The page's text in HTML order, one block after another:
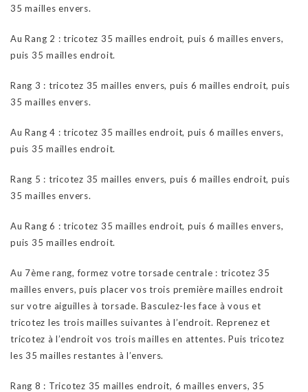
35 mailles envers.
Au Rang 2 : tricotez 35 mailles endroit, puis 6 mailles envers,
puis 35 mailles endroit.
Rang 3 : tricotez 35 mailles envers, puis 6 mailles endroit, puis
35 mailles envers.
Au Rang 4 : tricotez 35 mailles endroit, puis 6 mailles envers,
puis 35 mailles endroit.
Rang 5 : tricotez 35 mailles envers, puis 6 mailles endroit, puis
35 mailles envers.
Au Rang 6 : tricotez 35 mailles endroit, puis 6 mailles envers,
puis 35 mailles endroit.
Au 7ème rang, formez votre torsade centrale : tricotez 35
mailles envers, puis placer vos trois première mailles endroit
sur votre aiguilles à torsade. Basculez-les face à vous et
tricotez les trois mailles suivantes à l’endroit. Reprenez et
tricotez à l’endroit vos trois mailles en attentes. Puis tricotez
les 35 mailles restantes à l’envers.
Rang 8 : Tricotez 35 mailles endroit, 6 mailles envers, 35